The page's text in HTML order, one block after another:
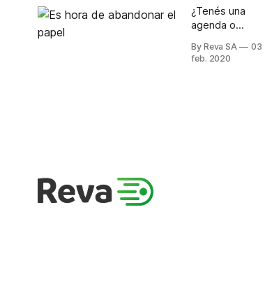
¿Tenés una
agenda o
anotás tus
By Reva SA
03
feb. 2020